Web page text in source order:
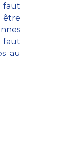
faut
être
faut
au